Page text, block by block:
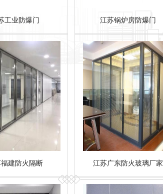
工业防爆门 江苏锅炉房防爆门
建防火隔断 江苏广东防火玻璃厂家